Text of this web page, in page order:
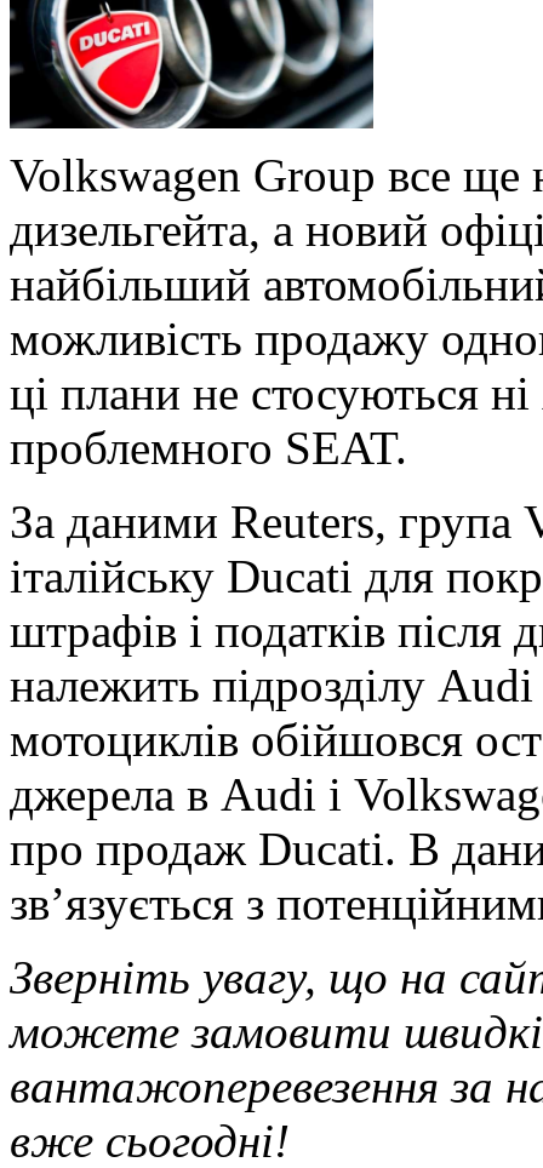
Volkswagen Group все ще
дизельгейта, а новий
найбільший
можливість продажу
ці плани не стосуються
проблемного SEAT.
За даними Reuters, група
італійську Ducati для
штрафів і податків після
належить підрозділу
мотоциклів обійшовся
джерела в Audi і
про продаж Ducati. В
зв’язується з
Зверніть увагу, що на
можете замовити швидкі
вантажоперевезення за
вже сьогодні!